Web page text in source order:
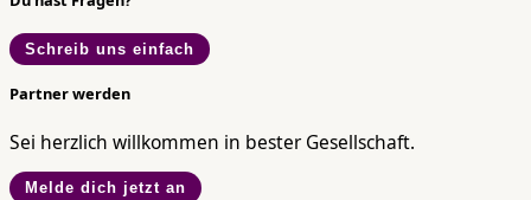
Schreib uns einfach
Partner werden
Sei herzlich willkommen in bester Gesellschaft.
Melde dich jetzt an